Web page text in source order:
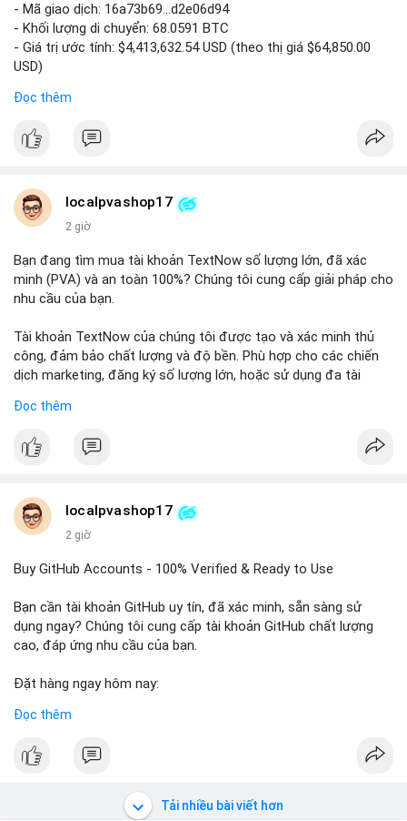
- Mã giao dịch: 16a73b69...d2e06d94
- Khối lượng di chuyển: 68.0591 BTC
- Giá trị ước tính: $4,413,632.54 USD (theo thị giá $64,850.00
USD)
luân chuyển trong một giao dịch duy nhất cho thấy dấu hiệu
bước chuẩn bị cho một lệnh bán lớn trên sàn tập trung, tạo áp
lực giảm ngắn hạn. Ngược lại, nếu dòng tiền hướng về ví lạnh
ánh niềm tin vào xu hướng tăng. Việc theo dõi điểm đến tiếp
theo của số BTC này là then chốt để xác định tâm lý thị
trường.
Nhà đầu tư nhỏ lẻ nên thận trọng, tránh hành động theo cảm
xúc. Quan sát dòng tiền trong 24-48 giờ tới để xác nhận xu
hướng trước khi đưa ra quyết định vào lệnh.
#68dot0591btc
Đọc thêm
localpvashop17
2 giờ
Bạn đang tìm mua tài khoản TextNow số lượng lớn, đã xác
minh (PVA) và an toàn 100%? Chúng tôi cung cấp giải pháp cho
nhu cầu của bạn.
Tài khoản TextNow của chúng tôi được tạo và xác minh thủ
công, đảm bảo chất lượng và độ bền. Phù hợp cho các chiến
dịch marketing, đăng ký số lượng lớn, hoặc sử dụng đa tài
chúng tôi qua:
- Email: localpvashop@gmail.com
dịch vụ chuyên nghiệp!
#buytextnowaccounts #pva #textnow
Đọc thêm
localpvashop17
2 giờ
Buy GitHub Accounts - 100% Verified & Ready to Use
Bạn cần tài khoản GitHub uy tín, đã xác minh, sẵn sàng sử
dụng ngay? Chúng tôi cung cấp tài khoản GitHub chất lượng
cao, đáp ứng nhu cầu của bạn.
Đặt hàng ngay hôm nay:
✅ Phản hồi trong 24 giờ
✅ WhatsApp: +1 (66
✅ Telegram: @localpvashop
Đọc thêm
Tải nhiều bài viết hơn